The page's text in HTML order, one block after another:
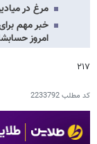
مرغ در
خبر مهم
امروز
۲۱۷
کد مطلب2233792